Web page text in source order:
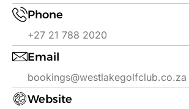
Phone
+27 21 788 2020
Email
bookings@westlakegolfclub.co.za
Website